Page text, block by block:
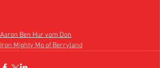
Aaron Ben Hur vom Don
Iron Mighty Mo of Berryland